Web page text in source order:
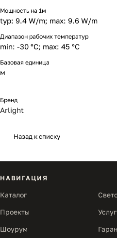
Мощность на 1м
typ: 9.4 W/m; max: 9.6 W/m
Диапазон рабочих температур
min: -30 °C; max: 45 °C
Базовая единица
м
Бренд
Arlight
Назад к списку
НАВИГАЦИЯ
Каталог
Проекты
Шоурум